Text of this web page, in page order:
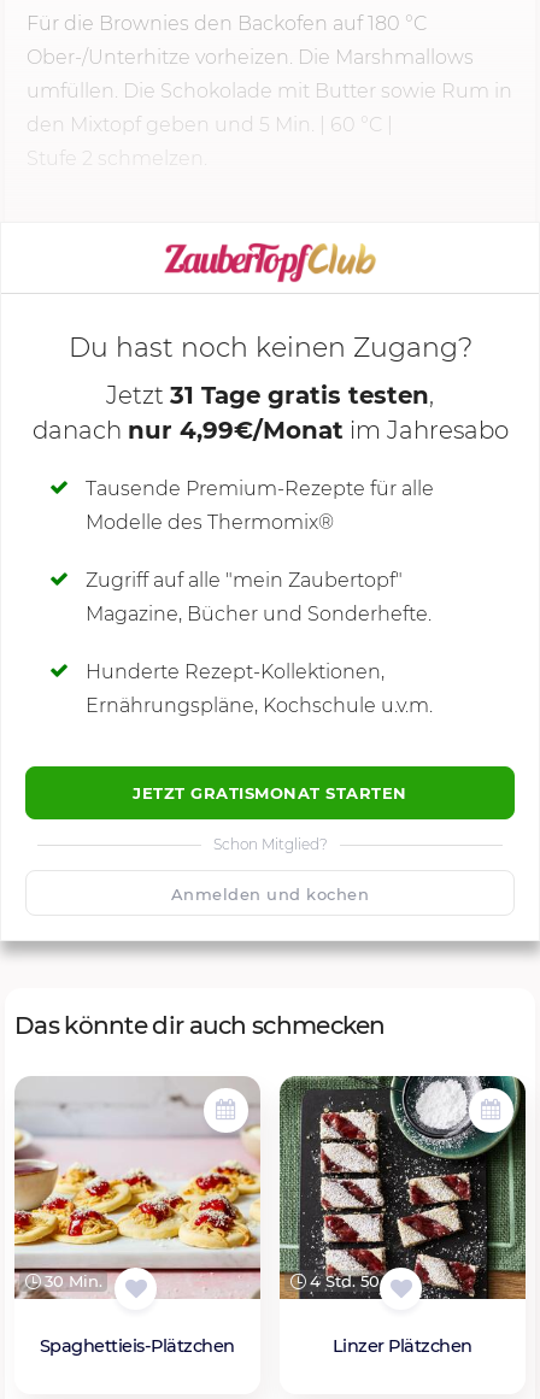
Für die Brownies den Backofen auf180 °C
Ober-/Unterhitze vorheizen. Die Marshmallows
umfüllen. Die Schokolade mit Butter sowie Rum in
den Mixtopf geben und 5 Min.
| 60 °C |
Stufe 2
schmelzen.
KOCHMODUS STARTEN
Deine Notizen
Du hast noch keinen Zugang?
Jetzt 31 Tage gratis testen,
danach nur 4,99€/Monat im Jahresabo
Tausende Premium-Rezepte für alle
Modelle des Thermomix®
Zugriff auf alle "mein Zaubertopf"
Magazine, Bücher und Sonderhefte.
Hunderte Rezept-Kollektionen,
Ernährungspläne, Kochschule u.v.m.
JETZT GRATISMONAT STARTEN
Schon Mitglied?
Anmelden und kochen
Kommentare
🙂 Speichern
Das könnte dir auch schmecken
30 Min.
Spaghettieis-Plätzchen
4 Std. 50 Min.
Linzer Plätzchen